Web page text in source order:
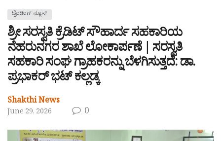
ಟ್ರೆಂಡಿಂಗ್ ನ್ಯೂಸ್
ಶ್ರೀ ಸರಸ್ವತಿ ಕ್ರೆಡಿಟ್ ಸೌಹಾರ್ದ ಸಹಕಾರಿಯ
ನೆಹರುನಗರ ಶಾಖೆ ಲೋಕಾರ್ಪಣೆ | ಸರಸ್ವತಿ
ಸಹಕಾರಿ ಸಂಘ ಗ್ರಾಹಕರನ್ನು ಬೆಳಗಿಸುತ್ತದೆ: ಡಾ.
ಪ್ರಭಾಕರ್ ಭಟ್ ಕಲ್ಲಡ್ಕ
Shakthi News
June 29, 2026 0